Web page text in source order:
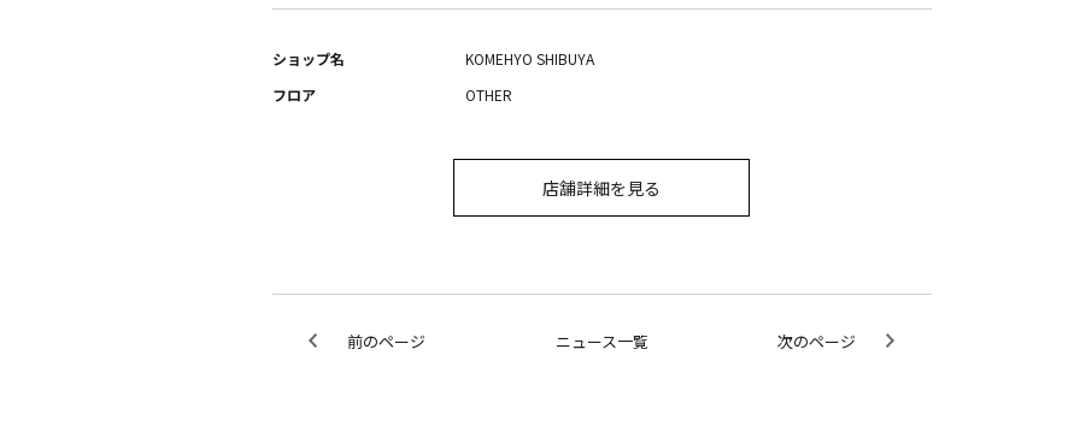
ショップ名
KOMEHYO SHIBUYA
フロア
OTHER
店舗詳細を見る
前のページ ニュース一覧 次のページ